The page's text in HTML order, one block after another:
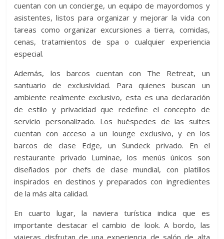
cuentan con un concierge, un equipo de mayordomos y
asistentes, listos para organizar y mejorar la vida con
tareas como organizar excursiones a tierra, comidas,
cenas, tratamientos de spa o cualquier experiencia
especial.
Además, los barcos cuentan con The Retreat, un
santuario de exclusividad. Para quienes buscan un
ambiente realmente exclusivo, esta es una declaración
de estilo y privacidad que redefine el concepto de
servicio personalizado. Los huéspedes de las suites
cuentan con acceso a un lounge exclusivo, y en los
barcos de clase Edge, un Sundeck privado. En el
restaurante privado Luminae, los menús únicos son
diseñados por chefs de clase mundial, con platillos
inspirados en destinos y preparados con ingredientes
de la más alta calidad.
En cuarto lugar, la naviera turística indica que es
importante destacar el cambio de look. A bordo, las
viajeras disfrutan de una experiencia de salón de alta